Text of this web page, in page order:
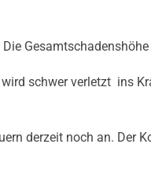
schwer verletzt ins
derzeit noch an. Der